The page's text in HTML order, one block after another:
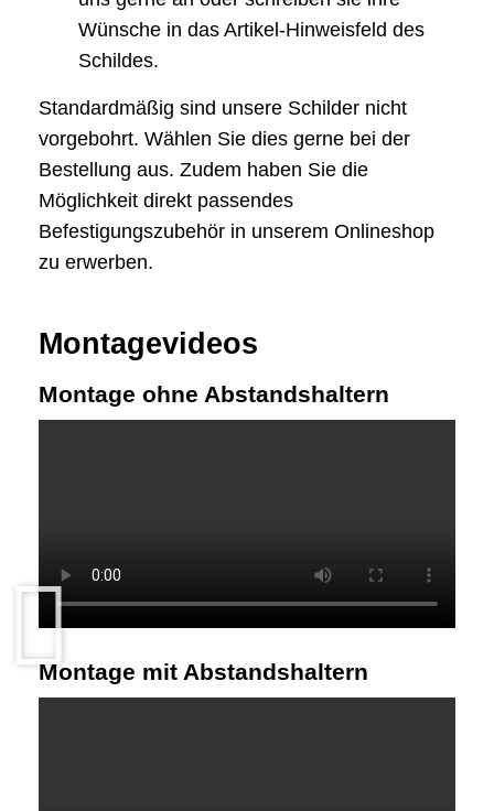
Wünsche in das Artikel-Hinweisfeld des
Schildes.
Standardmäßig sind unsere Schilder nicht
vorgebohrt. Wählen Sie dies gerne bei der
Bestellung aus. Zudem haben Sie die
Möglichkeit direkt passendes
Befestigungszubehör in unserem Onlineshop
zu erwerben.
Montagevideos
Montage ohne Abstandshaltern
Montage mit Abstandshaltern